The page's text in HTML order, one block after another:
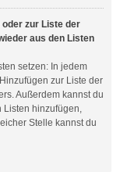
zur Liste der
aus den Listen
setzen: In jedem
zur Liste der
Außerdem kannst du
Listen hinzufügen,
Stelle kannst du